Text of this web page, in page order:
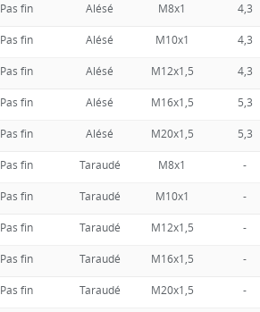
Pas fin Alésé M8x1 4,3
Pas fin Alésé M10x1 4,3
Pas fin Alésé M12x1,5 4,3
Pas fin Alésé M16x1,5 5,3
Pas fin Alésé M20x1,5 5,3
Pas fin Taraudé M8x1 -
Pas fin Taraudé M10x1 -
Pas fin Taraudé M12x1,5 -
Pas fin Taraudé M16x1,5 -
Pas fin Taraudé M20x1,5 -